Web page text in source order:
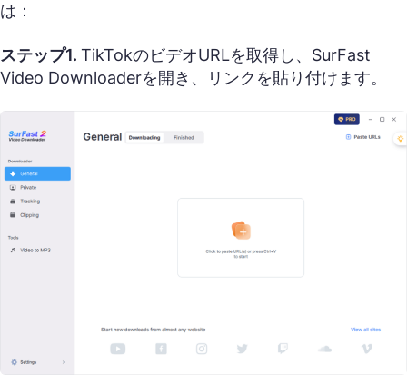
は：
ステップ1. TikTokのビデオURLを取得し、SurFast
Video Downloaderを開き、リンクを貼り付けます。